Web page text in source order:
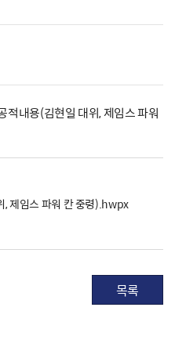
내용(김현일 대위, 제임스 파워
, 제임스 파워 칸 중령).hwpx
목록